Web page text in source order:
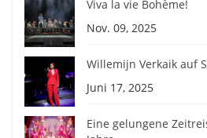
Viva la vie Bohème!
Nov. 09, 2025
Willemijn Verkaik auf
Juni 17, 2025
Eine gelungene